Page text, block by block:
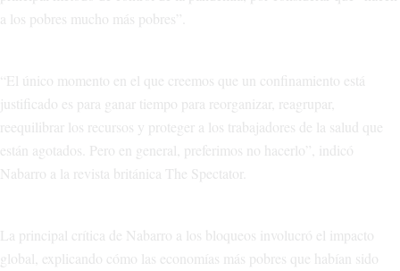
a los pobres mucho más pobres”.
“El único momento en el que creemos que un confinamiento está
justificado es para ganar tiempo para reorganizar, reagrupar,
reequilibrar los recursos y proteger a los trabajadores de la salud que
están agotados. Pero en general, preferimos no hacerlo”, indicó
Nabarro a la revista británica The Spectator.
La principal crítica de Nabarro a los bloqueos involucró el impacto
global, explicando cómo las economías más pobres que habían sido